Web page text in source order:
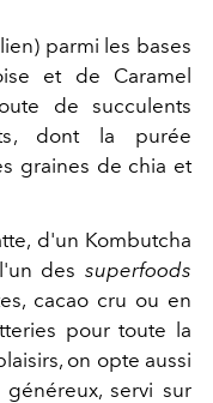
parmi les bases
et de Caramel
de succulents
dont la purée
graines de chia et
d'un Kombutcha
des superfoods
cacao cru ou en
pour toute la
on opte aussi
servi sur